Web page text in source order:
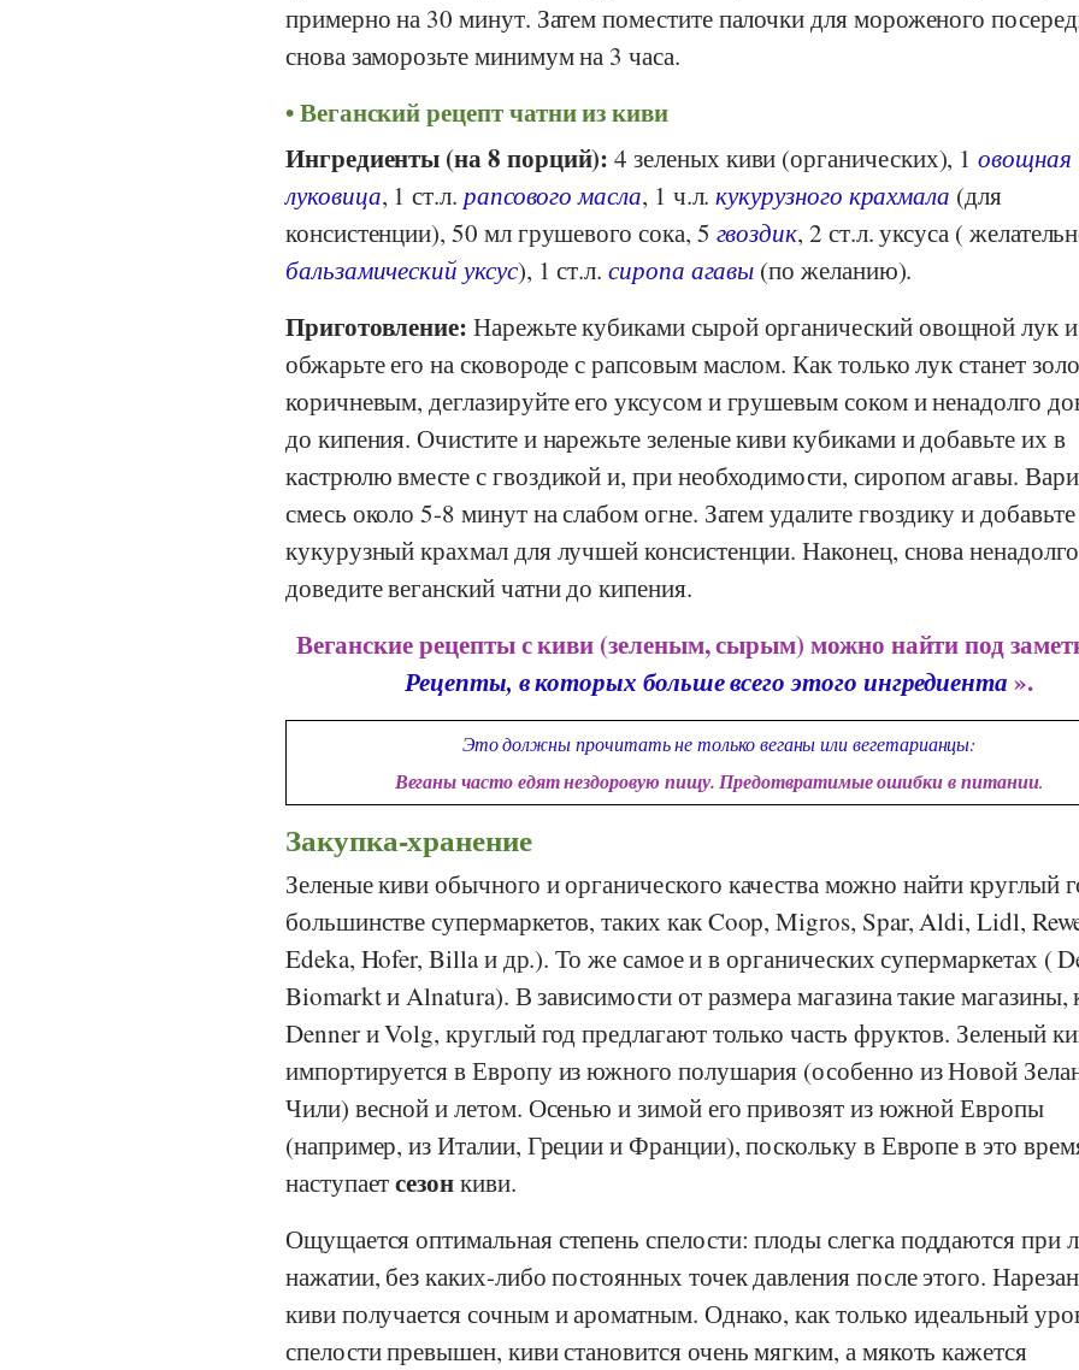
примерно на 30 минут. Затем поместите палочки для мороженого
снова заморозьте минимум на 3 часа.
Веганский рецепт чатни из киви
Ингредиенты (на 8 порций): 4 зеленых киви (органических), 1овощная
луковица, 1 ст.л. рапсового масла, 1 ч.л.кукурузного крахмала (для
консистенции), 50 мл грушевого сока, 5 гвоздик, 2 ст.л. уксуса (
бальзамический уксус), 1 ст.л.сиропа агавы (по желанию).
Приготовление: Нарежьте кубиками сырой органический овощной лук и
обжарьте его на сковороде с рапсовым маслом. Как только лук станет
коричневым, деглазируйте его уксусом и грушевым соком и ненадолго
до кипения. Очистите и нарежьте зеленые киви кубиками и добавьте их в
кастрюлю вместе с гвоздикой и, при необходимости, сиропом агавы.
смесь около 5-8 минут на слабом огне. Затем удалите гвоздику и добавьте
кукурузный крахмал для лучшей консистенции. Наконец, снова ненадолго
доведите веганский чатни до кипения.
Веганские рецепты с киви (зеленым, сырым) можно найти под
Рецепты, в которых больше всего этого ингредиента ».
Это должны прочитать не только веганы или вегетарианцы:
Веганы часто едят нездоровую пищу. Предотвратимые ошибки в питании.
Закупка-хранение
Зеленые киви обычного и органического качества можно найти круглый
большинстве супермаркетов, таких какCoop,Migros, Spar,Aldi,Lidl,
Edeka, Hofer,Billaи др.). То же самое и в органических супермаркетах (
BiomarktиAlnatura). В зависимости от размера магазина такие магазины,
DennerиVolg, круглый год предлагают только часть фруктов. Зеленый
импортируется в Европу из южного полушария (особенно из Новой
Чили) весной и летом. Осенью и зимой его привозят из южной Европы
(например, из Италии, Греции и Франции), поскольку в Европе в это
наступаетсезонкиви.
Ощущается оптимальная степень спелости: плоды слегка поддаются при
нажатии, без каких-либо постоянных точек давления после этого.
киви получается сочным и ароматным. Однако, как только идеальный
спелости превышен, киви становится очень мягким, а мякоть кажется